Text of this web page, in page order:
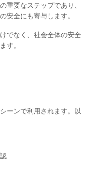
重要なステップであり、
安全にも寄与します。
でなく、社会全体の安全
す。
ーンで利用されます。以